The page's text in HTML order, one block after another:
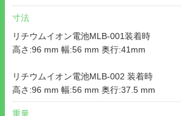
寸法
リチウムイオン電池MLB-001装着時
高さ:96 mm 幅:56 mm 奥行:41mm
リチウムイオン電池MLB-002 装着時
高さ:96 mm 幅:56 mm 奥行:37.5 mm
重量